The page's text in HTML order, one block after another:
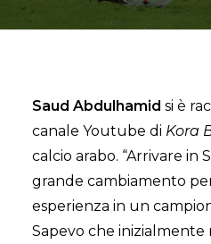
Saud Abdulhamid si è
canale Youtube di Kora
calcio arabo. “Arrivare in
grande cambiamento
esperienza in un
Sapevo che inizialmente